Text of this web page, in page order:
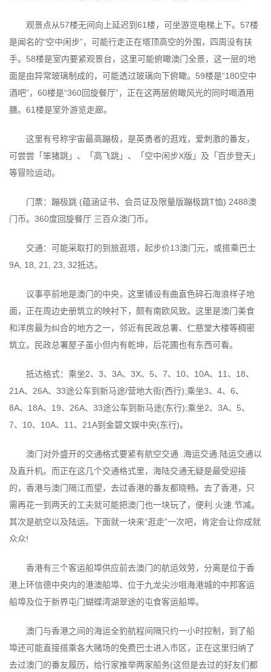
观景点从57楼无间向上延迟到61楼，可坐游览电梯上下。57楼
是闻名的“空中闲步”，可能行走正在塔顶高空的外围，四周没有扶
手。58楼是室内要紧观景台，这里可能俯瞰澳门全景，这一层的地
面是由异常玻璃制成的，可能透过玻璃向下俯瞰。59楼是“180空中
酒吧”，60楼是“360回旋餐厅”，正在这两层俯瞰风光的同时喝酒用
膳。61楼是室外游览走廊。
这里有号称宇宙最高蹦极，是英勇者的逛戏，爱刺激的番友，
可尝尝「笨猪跳」、「高飞跳」、「空中闲步X版」及「百步登天」
等冒险运动。
门票：蹦极跳 (蕴涵证书、会员证及限量版蹦极跳T恤) 2488澳
门币。360度回旋餐厅 三百众澳门币。
交通：可能采取打的到旅逛塔，起步价13澳门元，或搭乘巴士
9A, 18, 21, 23, 32抵达。
议事亭前地是澳门的中央，这里铺设有曲直色碎石海浪样子地
面，正在周边史册筑立的映衬下，颇有南欧风致。这里是澳门美食
和洋房最为纠合的地方之一，邻近有民政总署、仁慈堂大楼等稠密
筑立。民政总署屋子虽小但内有乾坤，后花圃也有东西可看。
抵达格式：乘坐2、3、3A、3X、5、7、10、10A、11、18、
21A、26A、33途公车到新马途/营地大街(西行);乘坐3、4、6、
8A、18A、19、26A、33途公车到新马途(东行);乘坐2、3A、5、
7、10、10A、11、21A到金碧文娱中央(东行)。
澳门对外盛开的交通格式要紧有航空交通 .海运交通.陆运交通以
及直升机。而正在这几个交通格式里，海陆交通无疑是最受迎接
的，香港与澳门隔江而望，去过香港的番友都晓畅。去了香港，只
需再花一到两天的工夫就可能把澳门也一块玩了，便利.火速.节减。
其次是航空以及陆运。下面就一块来“逛走”一次吧，肯定会让你成就
众众!
香港有三个客运船埠供应前去澳门的航运效劳，分离是位于香
港上环信德中央内的港澳船埠、位于九龙尖沙咀海港城的中邦客运
船埠及位于新界屯门蝴蝶湾湖翠途的屯食客运船埠。
澳门与香港之间的海运全豹航程间隔只约一小时控制，到了船
埠还可能直接搭乘各大赌场的免费巴士进入市区，正在这里归纳了
去过澳门的番友履历，给行家推举两家船务(这但是去过的好友们都